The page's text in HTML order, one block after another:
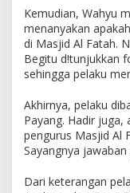
k
a
n
Kemudian, Wahyu
menanyakan
di Masjid Al Fatah.
Begitu d!tunjukkan
sehingga pelaku
Akhirnya, pelaku
Payang. Hadir
pengurus Masjid Al
Sayangnya
Dari keterangan